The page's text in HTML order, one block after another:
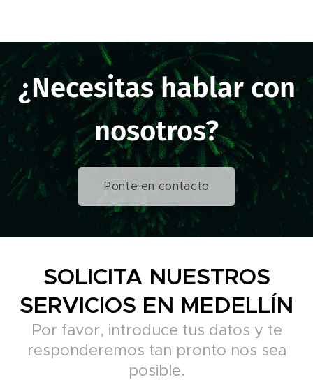
¿Necesitas hablar con
nosotros?
Ponte en contacto
SOLICITA NUESTROS
SERVICIOS EN MEDELLÍN
Por favor, introduce tus datos y te
responderemos tan pronto nos sea
posible.